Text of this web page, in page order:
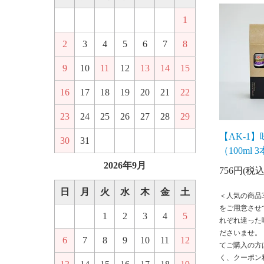
【AK-1
（100ml
756円(税
＜人気の商
をご用意させ
れぞれ違った
ださいませ
てご購入の方
く、クーポ
1
2 3 4 5 6 7 8
9 10 11 12 13 14 15
16 17 18 19 20 21 22
23 24 25 26 27 28 29
30 31
2026年9月
日 月 火 水 木 金 土
1 2 3 4 5
6 7 8 9 10 11 12